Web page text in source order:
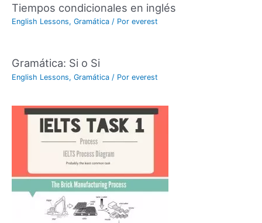
Tiempos condicionales en inglés
English Lessons, Gramática / Por everest
Gramática: Si o Si
English Lessons, Gramática / Por everest